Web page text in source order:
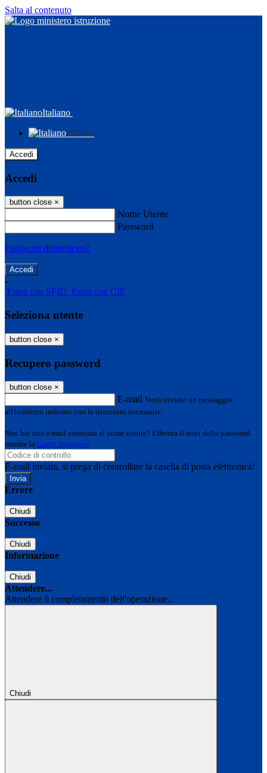
Salta al contenuto
Italiano
Italiano
Accedi
Accedi
button close ×
Nome Utente
Password
Password dimenticata?
-
Entra con SPID Entra con CIE
Seleziona utente
button close ×
Recupero password
button close ×
E-mail Verrà inviato un messaggio
all'indirizzo indicato con le istruzioni necessarie.
Non hai una e-mail associata al nome utente? Effettua il reset della password
tramite la Login Spaggiari
E-mail inviata, si prega di controllare la casella di posta elettronica!
Errore
Chiudi
Successo
Chiudi
Informazione
Chiudi
Attendere...
Attendere il completamento dell'operazione...
Chiudi